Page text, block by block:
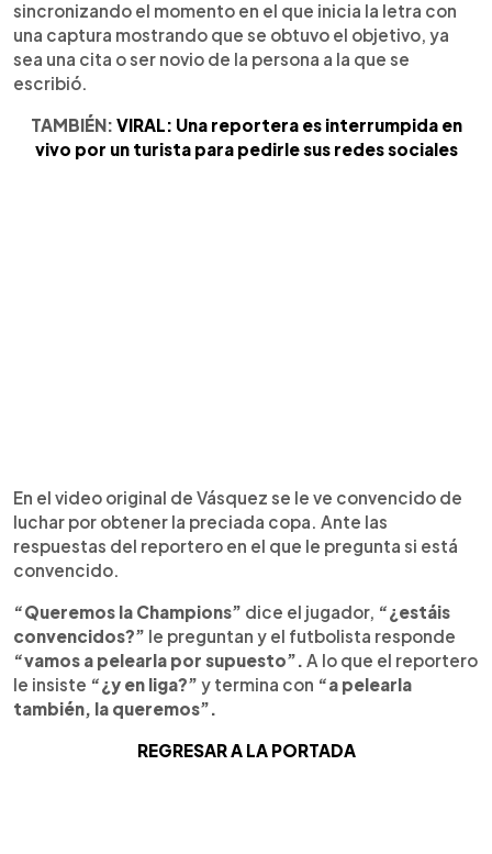
sincronizando el momento en el que inicia la letra con
una captura mostrando que se obtuvo el objetivo, ya
sea una cita o ser novio de la persona a la que se
escribió.
TAMBIÉN: VIRAL: Una reportera es interrumpida en
vivo por un turista para pedirle sus redes sociales
En el video original de Vásquez se le ve convencido de
luchar por obtener la preciada copa. Ante las
respuestas del reportero en el que le pregunta si está
convencido.
“Queremos la Champions” dice el jugador, “¿estáis
convencidos?” le preguntan y el futbolista responde
“vamos a pelearla por supuesto”. A lo que el reportero
le insiste “¿y en liga?” y termina con “a pelearla
también, la queremos”.
REGRESAR A LA PORTADA